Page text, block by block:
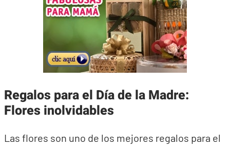
Regalos para el Día de la Madre:
Flores inolvidables
Las flores son uno de los mejores regalos para el